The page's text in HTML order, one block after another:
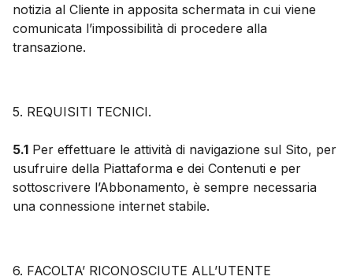
notizia al Cliente in apposita schermata in cui viene
comunicata l’impossibilità di procedere alla
transazione.
5. REQUISITI TECNICI.
5.1 Per effettuare le attività di navigazione sul Sito, per
usufruire della Piattaforma e dei Contenuti e per
sottoscrivere l’Abbonamento, è sempre necessaria
una connessione internet stabile.
6. FACOLTA’ RICONOSCIUTE ALL’UTENTE